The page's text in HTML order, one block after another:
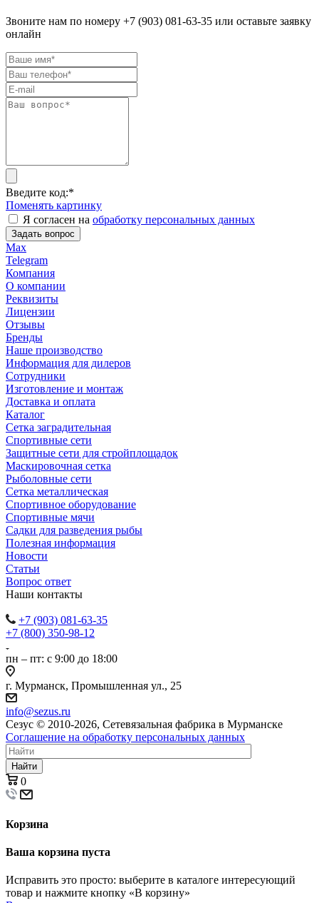
Звоните нам по номеру +7 (903) 081-63-35 или оставьте заявку
онлайн
Введите код:*
Поменять картинку
Я согласен на обработку персональных данных
Задать вопрос
Max
Telegram
Компания
О компании
Реквизиты
Лицензии
Отзывы
Бренды
Наше производство
Информация для дилеров
Сотрудники
Изготовление и монтаж
Доставка и оплата
Каталог
Сетка заградительная
Спортивные сети
Защитные сети для стройплощадок
Маскировочная сетка
Рыболовные сети
Сетка металлическая
Спортивное оборудование
Спортивные мячи
Садки для разведения рыбы
Полезная информация
Новости
Статьи
Вопрос ответ
Наши контакты
+7 (903) 081-63-35
+7 (800) 350-98-12
пн – пт: с 9:00 до 18:00
г. Мурманск, Промышленная ул., 25
info@sezus.ru
Сезус © 2010-2026, Сетевязальная фабрика в Мурманске
Соглашение на обработку персональных данных
Найти
0
Корзина
Ваша корзина пуста
Исправить это просто: выберите в каталоге интересующий
товар и нажмите кнопку «В корзину»